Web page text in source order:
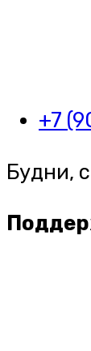
+7
Будни,